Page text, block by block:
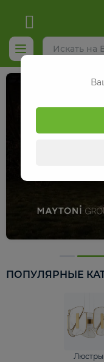
ПОПУЛЯРНЫЕ
Люстры